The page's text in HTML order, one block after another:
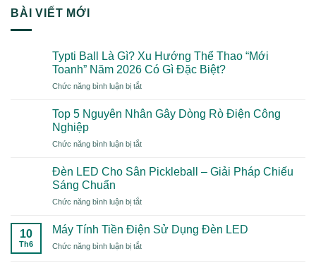
BÀI VIẾT MỚI
Typti Ball Là Gì? Xu Hướng Thể Thao “Mới
Toanh” Năm 2026 Có Gì Đặc Biệt?
Chức năng bình luận bị tắtở
Ball
Xu
Thể
Toanh”
2026
Top 5 Nguyên Nhân Gây Dòng Rò Điện Công
Nghiệp
Chức năng bình luận bị tắtở
Gây
Rò
Công
Đèn LED Cho Sân Pickleball – Giải Pháp Chiếu
Sáng Chuẩn
Chức năng bình luận bị tắtở
LED
Cho
Sân
10
Th6
Máy Tính Tiền Điện Sử Dụng Đèn LED
Chức năng bình luận bị tắtở